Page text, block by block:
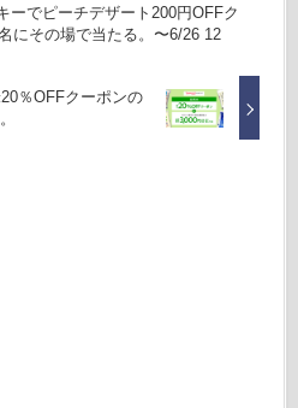
ーでピーチデザート200円OFFク
にその場で当たる。〜6/26 12
％OFFクーポンの